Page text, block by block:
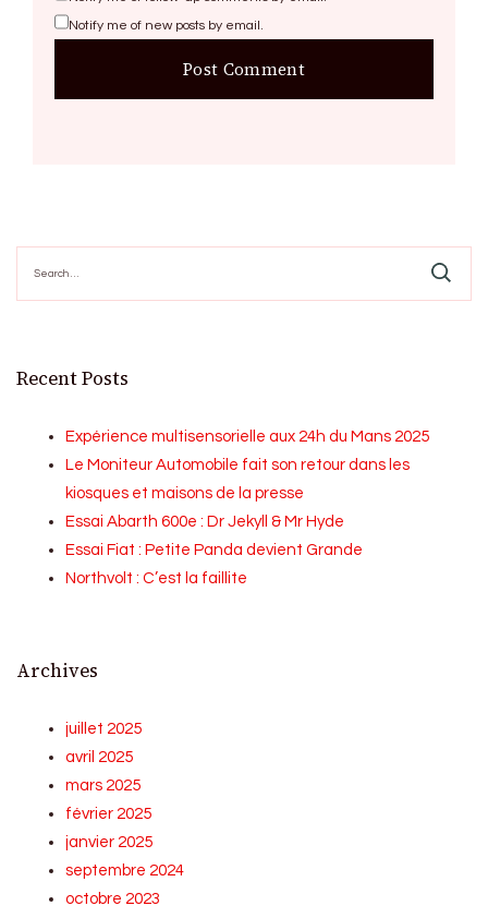
Notify me of new posts by email.
for:
Recent Posts
Expérience multisensorielle aux 24h du Mans 2025
Le Moniteur Automobile fait son retour dans les
kiosques et maisons de la presse
Essai Abarth 600e : Dr Jekyll & Mr Hyde
Essai Fiat : Petite Panda devient Grande
Northvolt : C’est la faillite
Archives
juillet 2025
avril 2025
mars 2025
février 2025
janvier 2025
septembre 2024
octobre 2023